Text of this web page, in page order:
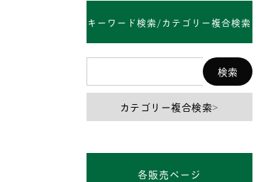
キーワード検索/カテゴリー複合検索
カテゴリー複合検索>
各販売ページ